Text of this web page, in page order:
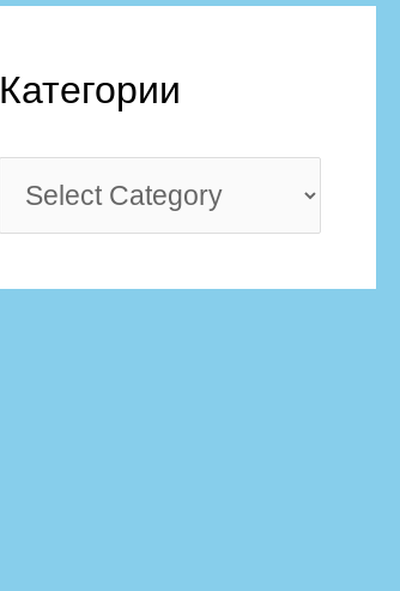
Категории